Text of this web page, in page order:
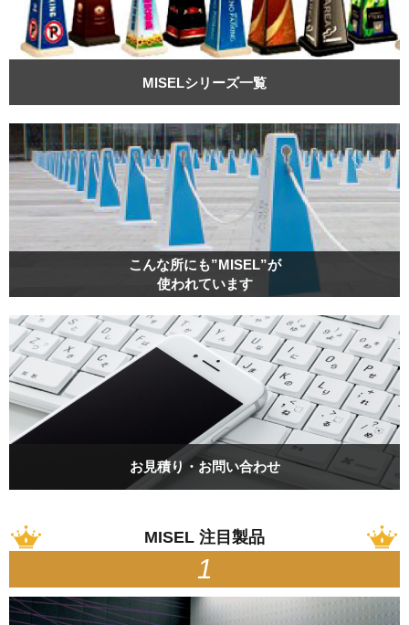
MISELシリーズ一覧
こんな所にも”MISEL”が
使われています
お見積り・お問い合わせ
MISEL 注目製品